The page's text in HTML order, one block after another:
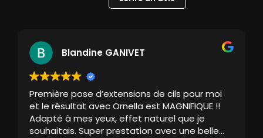
Blandine GANIVET
Première pose d’extensions de cils pour moi
et le résultat avec Ornella est MAGNIFIQUE !!
Adapté à mes yeux, effet naturel que je
souhaitais. Super prestation avec une belle